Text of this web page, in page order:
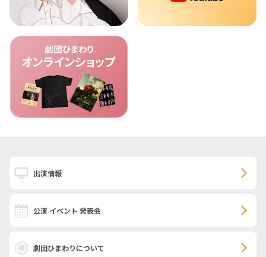
出演情報
公演 イベント 発表会
劇団ひまわりについて